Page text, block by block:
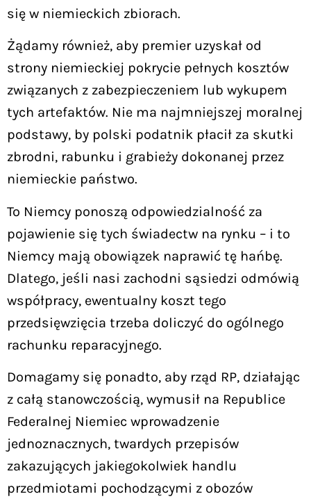
się w niemieckich zbiorach.
Żądamy również, aby premier uzyskał od
strony niemieckiej pokrycie pełnych kosztów
związanych z zabezpieczeniem lub wykupem
tych artefaktów. Nie ma najmniejszej moralnej
podstawy, by polski podatnik płacił za skutki
zbrodni, rabunku i grabieży dokonanej przez
niemieckie państwo.
To Niemcy ponoszą odpowiedzialność za
pojawienie się tych świadectw na rynku – i to
Niemcy mają obowiązek naprawić tę hańbę.
Dlatego, jeśli nasi zachodni sąsiedzi odmówią
współpracy, ewentualny koszt tego
przedsięwzięcia trzeba doliczyć do ogólnego
rachunku reparacyjnego.
Domagamy się ponadto, aby rząd RP, działając
z całą stanowczością, wymusił na Republice
Federalnej Niemiec wprowadzenie
jednoznacznych, twardych przepisów
zakazujących jakiegokolwiek handlu
przedmiotami pochodzącymi z obozów